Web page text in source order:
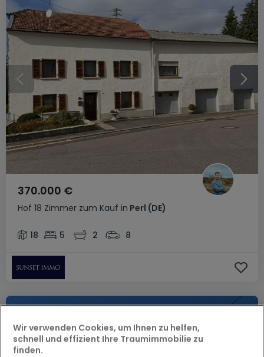
Hof 18 Zimmer zum Kauf in Perl (DE)
370.000 €
18 5 2 8
Wir verwenden Cookies, um Ihnen zu helfen,
schnell und effizient Ihre Traumimmobilie zu
finden.